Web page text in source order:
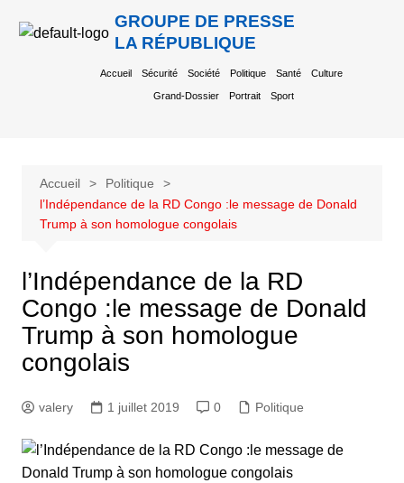
GROUPE DE PRESSE
LA RÉPUBLIQUE
Accueil Sécurité Société Politique Santé Culture
Grand-Dossier Portrait Sport
Accueil
Politique
l’Indépendance de la RD Congo :le message de Donald
Trump à son homologue congolais
l’Indépendance de la RD
Congo :le message de Donald
Trump à son homologue
congolais
valery 1 juillet 2019 0 Politique